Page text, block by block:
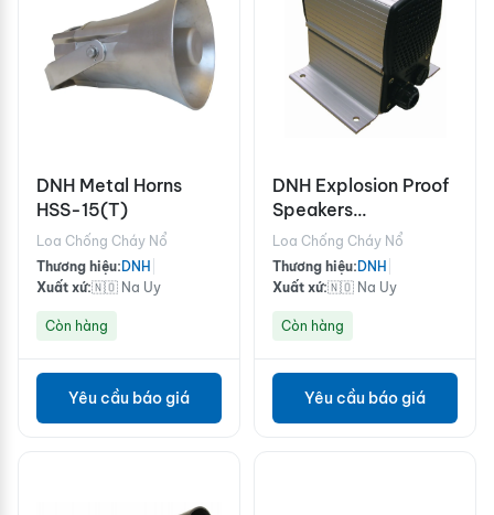
DNH Metal Horns
HSS-15(T)
Loa Chống Cháy Nổ
Thương hiệu: DNH
Xuất xứ:🇳🇴 Na Uy
Còn hàng
Yêu cầu báo giá
DNH Explosion Proof
Speakers
CabinetsCAREEX-
36(T)
Loa Chống Cháy Nổ
Thương hiệu: DNH
Xuất xứ:🇳🇴 Na Uy
Còn hàng
Yêu cầu báo giá